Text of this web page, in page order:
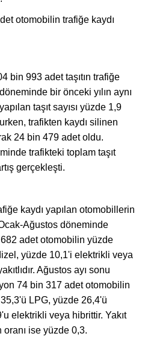
otomobilin trafiğe kaydı
bin 993 adet taşıtın trafiğe
bir önceki yılın aynı
taşıt sayısı yüzde 1,9
trafikten kaydı silinen
24 bin 479 adet oldu.
trafikteki toplam taşıt
gerçekleşti.
kaydı yapılan otomobillerin
Ağustos döneminde
adet otomobilin yüzde
yüzde 10,1'i elektrikli veya
Ağustos ayı sonu
74 bin 317 adet otomobilin
LPG, yüzde 26,4'ü
elektrikli veya hibrittir. Yakıt
ise yüzde 0,3.